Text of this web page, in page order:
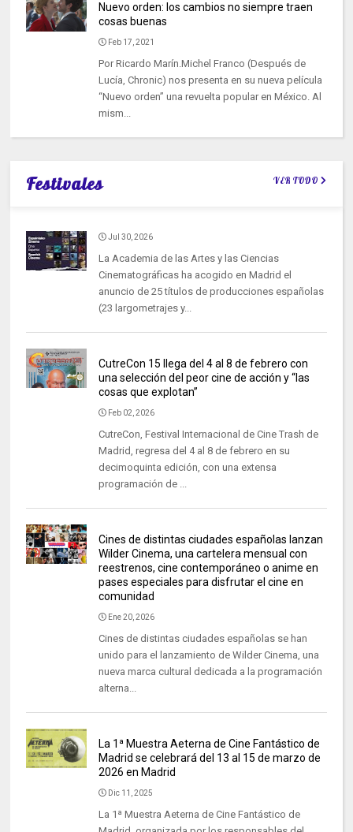
Nuevo orden: los cambios no siempre traen
cosas buenas
Feb 17, 2021
Por Ricardo Marín.Michel Franco (Después de
Lucía, Chronic) nos presenta en su nueva película
“Nuevo orden” una revuelta popular en México. Al
mism...
Festivales VER TODO
Jul 30, 2026
La Academia de las Artes y las Ciencias
Cinematográficas ha acogido en Madrid el
anuncio de 25 títulos de producciones españolas
(23 largometrajes y...
CutreCon 15 llega del 4 al 8 de febrero con
una selección del peor cine de acción y “las
cosas que explotan”
Feb 02, 2026
CutreCon, Festival Internacional de Cine Trash de
Madrid, regresa del 4 al 8 de febrero en su
decimoquinta edición, con una extensa
programación de ...
Cines de distintas ciudades españolas lanzan
Wilder Cinema, una cartelera mensual con
reestrenos, cine contemporáneo o anime en
pases especiales para disfrutar el cine en
comunidad
Ene 20, 2026
Cines de distintas ciudades españolas se han
unido para el lanzamiento de Wilder Cinema, una
nueva marca cultural dedicada a la programación
alterna...
La 1ª Muestra Aeterna de Cine Fantástico de
Madrid se celebrará del 13 al 15 de marzo de
2026 en Madrid
Dic 11, 2025
La 1ª Muestra Aeterna de Cine Fantástico de